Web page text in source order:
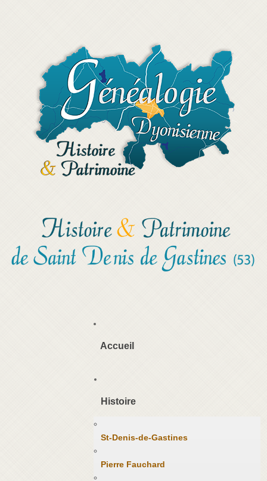
Accueil
Histoire
St-Denis-de-Gastines
Pierre Fauchard